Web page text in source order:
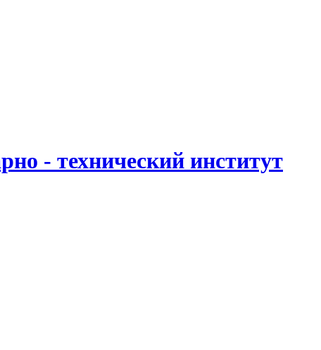
- технический институт